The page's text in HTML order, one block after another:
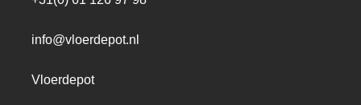
info@vloerdepot.nl
Vloerdepot